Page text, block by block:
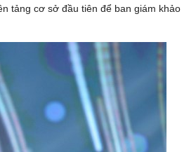
tảng cơ sở đầu tiên để ban giám khảo